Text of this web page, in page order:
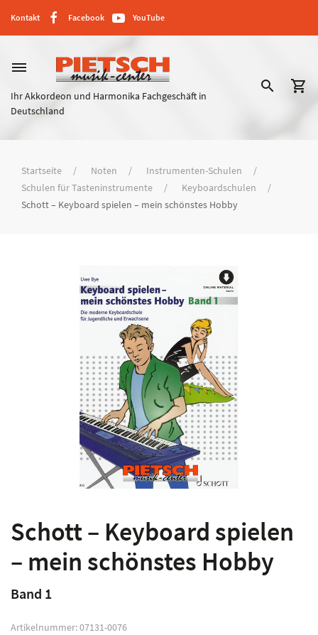
Kontakt Facebook YouTube
dehaze
Ihr Akkordeon und Harmonika Fachgeschäft in
Deutschland
search shopping_cart
Startseite Noten
Instrumenten-Schulen
Schulen für Tasteninstrumente
Keyboardschulen
Schott – Keyboard spielen – mein schönstes Hobby
Schott – Keyboard spielen
– mein schönstes Hobby
Band 1
Artikelnummer:07131-0076